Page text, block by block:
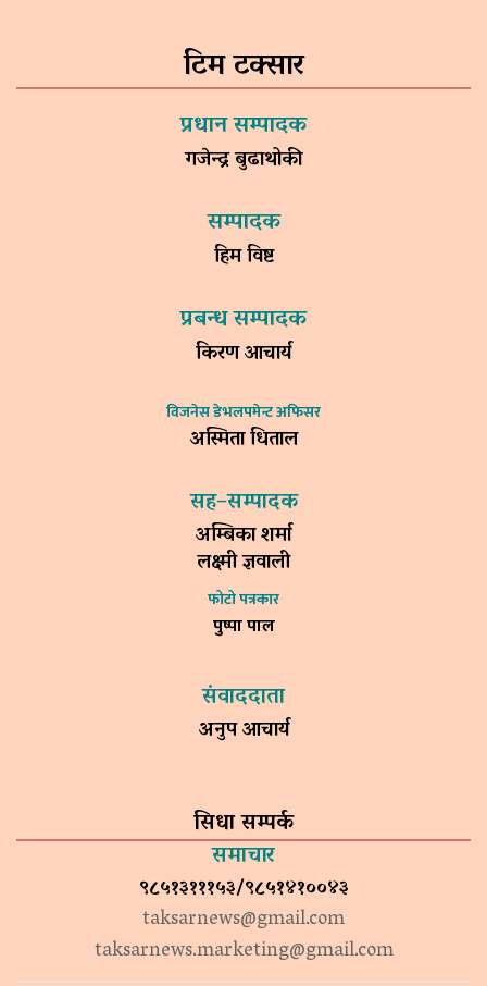
टिम टक्सार
प्रधान सम्पादक
गजेन्द्र बुढाथोकी
सम्पादक
हिम विष्ट
प्रबन्ध सम्पादक
किरण आचार्य
विजनेस डेभलपमेन्ट अफिसर
अस्मिता धिताल
सह–सम्पादक
अम्बिका शर्मा
लक्ष्मी ज्ञवाली
फोटो पत्रकार
पुष्पा पाल
संवाददाता
अनुप आचार्य
सिधा सम्पर्क
समाचार
९८५१३१११५३/९८५१४१००४३
taksarnews@gmail.com
taksarnews.marketing@gmail.com